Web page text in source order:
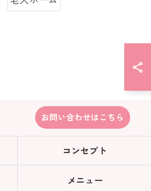
お問い合わせはこちら
コンセプト
メニュー